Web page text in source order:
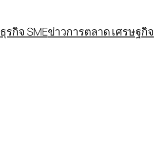
ธุรกิจ SMEข่าวการตลาด เศรษฐกิจ